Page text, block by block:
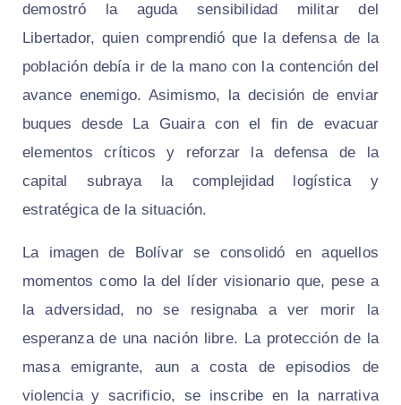
demostró la aguda sensibilidad militar del
Libertador, quien comprendió que la defensa de la
población debía ir de la mano con la contención del
avance enemigo. Asimismo, la decisión de enviar
buques desde La Guaira con el fin de evacuar
elementos críticos y reforzar la defensa de la
capital subraya la complejidad logística y
estratégica de la situación.
La imagen de Bolívar se consolidó en aquellos
momentos como la del líder visionario que, pese a
la adversidad, no se resignaba a ver morir la
esperanza de una nación libre. La protección de la
masa emigrante, aun a costa de episodios de
violencia y sacrificio, se inscribe en la narrativa